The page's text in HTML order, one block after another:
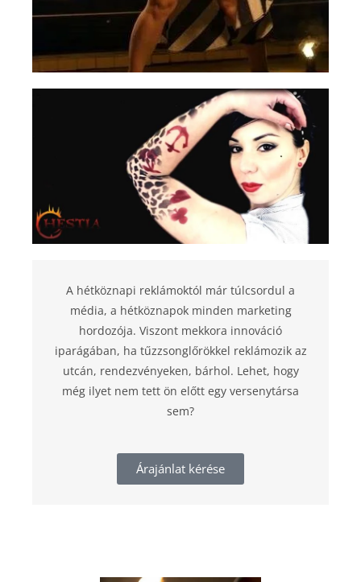
A hétköznapi reklámoktól már túlcsordul a
média, a hétköznapok minden marketing
hordozója. Viszont mekkora innováció
iparágában, ha tűzzsonglőrökkel reklámozik az
utcán, rendezvényeken, bárhol. Lehet, hogy
még ilyet nem tett ön előtt egy versenytársa
sem?
Árajánlat kérése